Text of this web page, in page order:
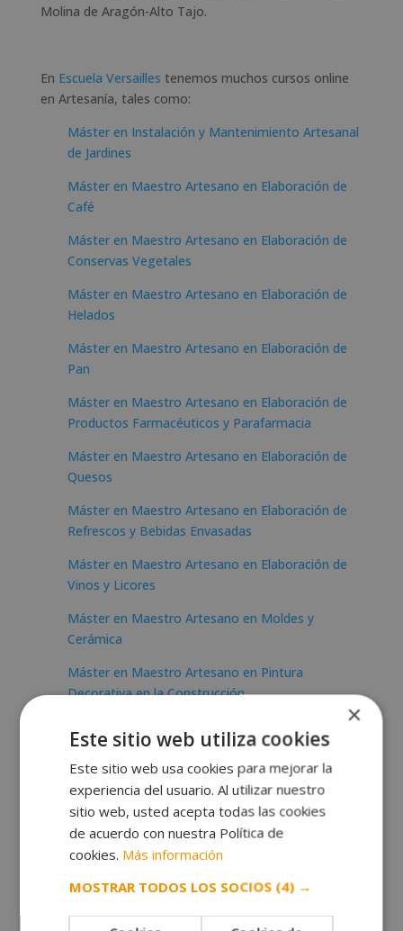
Molina de Aragón-Alto Tajo.
En Escuela Versailles tenemos muchos cursos online
en Artesanía, tales como:
Máster en Instalación y Mantenimiento Artesanal
de Jardines
Máster en Maestro Artesano en Elaboración de
Café
Máster en Maestro Artesano en Elaboración de
Conservas Vegetales
Máster en Maestro Artesano en Elaboración de
Helados
Máster en Maestro Artesano en Elaboración de
Pan
Máster en Maestro Artesano en Elaboración de
Productos Farmacéuticos y Parafarmacia
Máster en Maestro Artesano en Elaboración de
Quesos
Máster en Maestro Artesano en Elaboración de
Refrescos y Bebidas Envasadas
Máster en Maestro Artesano en Elaboración de
Vinos y Licores
Máster en Maestro Artesano en Moldes y
Cerámica
Máster en Maestro Artesano en Pintura
Decorativa en la Construcción
Máster en Restauración Artesanal de Muebles
Máster en Elaboración Artesanal de Zapatos y
Bolsos
Postgrado en Maestro Artesano en
×
Este sitio web utiliza cookies
Este sitio web usa cookies para mejorar la
experiencia del usuario. Al utilizar nuestro
sitio web, usted acepta todas las cookies
de acuerdo con nuestra Política de
cookies. Más información
MOSTRAR TODOS LOS SOCIOS (4) →